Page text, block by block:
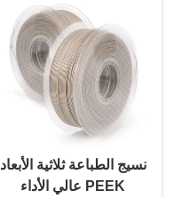
نسيج الطباعة ثلاثية الأبعاد
PEEK عالي الأداء